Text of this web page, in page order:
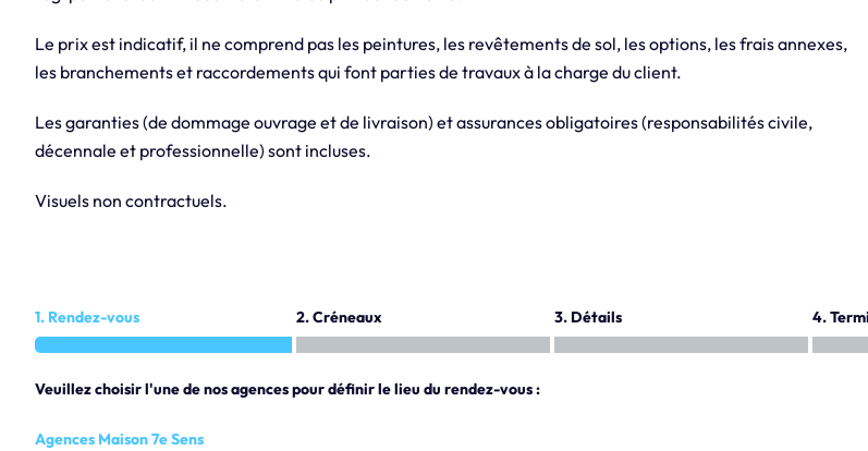
Le prix est indicatif, il ne comprend pas les peintures, les revêtements de sol, les options, les frais annexes,
les branchements et raccordements qui font parties de travaux à la charge du client.
Les garanties (de dommage ouvrage et de livraison) et assurances obligatoires (responsabilités civile,
décennale et professionnelle) sont incluses.
Visuels non contractuels.
1. Rendez-vous 2. Créneaux 3. Détails 4.
Veuillez choisir l'une de nos agences pour définir le lieu du rendez-vous :
Agences Maison 7e Sens